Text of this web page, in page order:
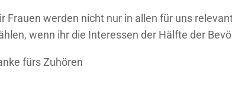
Frauen werden nicht nur in allen für uns
wenn ihr die Interessen der Hälfte der
fürs Zuhören